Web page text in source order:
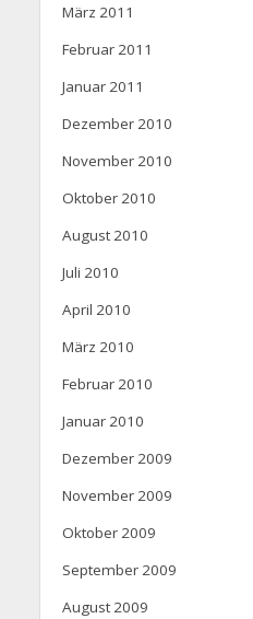
März 2011
Februar 2011
Januar 2011
Dezember 2010
November 2010
Oktober 2010
August 2010
Juli 2010
April 2010
März 2010
Februar 2010
Januar 2010
Dezember 2009
November 2009
Oktober 2009
September 2009
August 2009